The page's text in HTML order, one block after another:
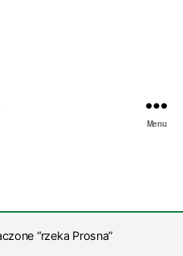
Menu
“rzeka Prosna”